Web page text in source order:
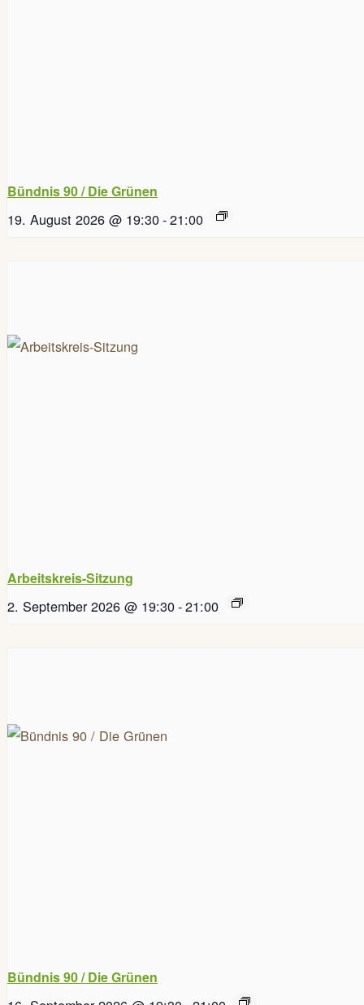
Bündnis 90 / Die Grünen
19. August 2026 @ 19:30-21:00
Arbeitskreis-Sitzung
2. September 2026 @ 19:30-21:00
Bündnis 90 / Die Grünen